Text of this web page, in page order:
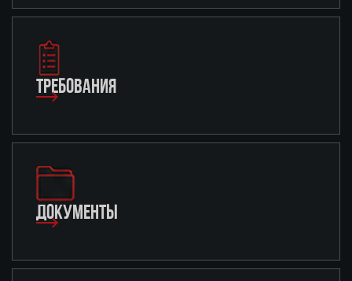
ТРЕБОВАНИЯ
ДОКУМЕНТЫ